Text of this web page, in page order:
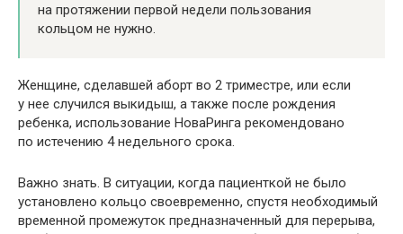
на протяжении первой недели пользования
кольцом не нужно.
Женщине, сделавшей аборт во 2 триместре, или если
у нее случился выкидыш, а также после рождения
ребенка, использование НоваРинга рекомендовано
по истечению 4 недельного срока.
Важно знать. В ситуации, когда пациенткой не было
установлено кольцо своевременно, спустя необходимый
временной промежуток предназначенный для перерыва,